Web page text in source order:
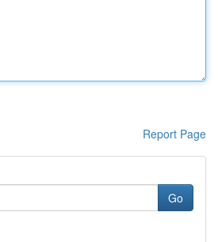
Report Page
Go